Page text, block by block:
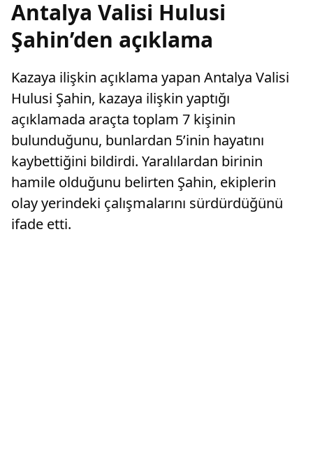
Antalya Valisi Hulusi
Şahin’den açıklama
Kazaya ilişkin açıklama yapan Antalya Valisi
Hulusi Şahin, kazaya ilişkin yaptığı
açıklamada araçta toplam 7 kişinin
bulunduğunu, bunlardan 5’inin hayatını
kaybettiğini bildirdi. Yaralılardan birinin
hamile olduğunu belirten Şahin, ekiplerin
olay yerindeki çalışmalarını sürdürdüğünü
ifade etti.